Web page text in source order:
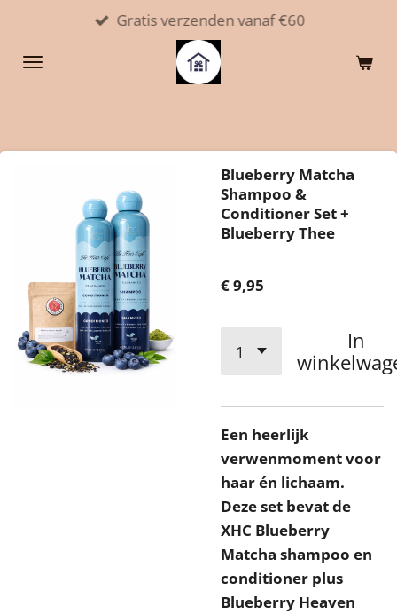
naar
Gratis verzenden vanaf €60
Blueberry Matcha
Shampoo &
Conditioner Set +
Blueberry Thee
€ 9,95
In
Een heerlijk
verwenmoment voor
haar én lichaam.
Deze set bevat de
XHC Blueberry
Matcha shampoo en
conditioner plus
Blueberry Heaven